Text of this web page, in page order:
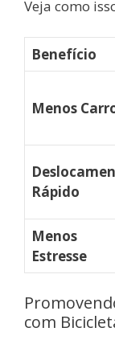
Veja como
Benefício
Menos
Rápido
Menos
Estresse
com